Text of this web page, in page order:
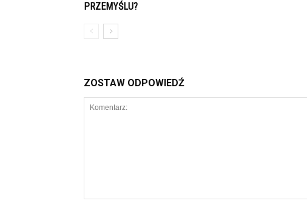
PRZEMYŚLU?
ZOSTAW ODPOWIEDŹ